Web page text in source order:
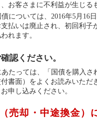
お客さまに不利益が生じる
については、2016年5月16
払いは廃止され、初回利子
れます。
認ください。
たっては、「国債を購入さ
書面）をよくお読みいただ
申し込みください。
売却・中途換金）